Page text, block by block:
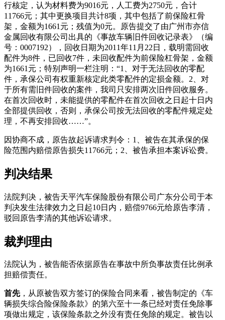
行核定，认为材料费为9016元，人工费为2750元，合计
11766元；其中更换项目共计8项，其中包括了前保险杠骨
架，金额为1661元；残值为0元。原告提交了由广州市亦信
金属回收有限公司出具的《事故车辆旧件回收记录表》（编
号：0007192），回收日期为2011年11月22日，载明需回收
配件为8件，已回收7件，未回收配件为前保险杠骨架，金额
为1661元；特别声明一栏注明：“1、对于无法回收的零配
件，承保公司有权重新核定此类零配件的定损金额。2、对
于所有需旧件回收的案件，我司只安排两次旧件回收服务。
在首次回收时，未能提供的零配件在首次回收之日起十日内
全部提供回收，否则，承保公司按无法回收的零配件规定处
理，不再安排回收……”。
因协商不成，原告故起诉请求判令：1、被告在其承保的保
险范围内赔偿原告损失11766元；2、被告承担本案诉讼费。
判决结果
法院判决，被告天平汽车保险股份有限公司广东分公司于本
判决发生法律效力之日起10日内，赔偿9766元给原告李清，
驳回原告李清的其他诉讼请求。
裁判理由
法院认为，被告能否依据原告在事故中所负事故责任比例承
担赔偿责任。
首先，从原被告双方签订的保险合同来看，被告制定的《车
辆损失综合险保险条款》的第六至十一条已经对责任免除事
项做出规定，该保险条款之外没有责任免除的规定。被告以